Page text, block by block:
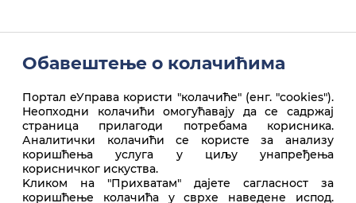
Покрени услугу
Врх стране
Обавештење о колачићима
Портал еУправа користи "колачиће" (енг. "cookies").
Неопходни колачићи омогућавају да се садржај
страница прилагоди потребама корисника.
Аналитички колачићи се користе за анализу
коришћења услуга у циљу унапређења
корисничког искуства.
Kликом на "Прихватам" дајете сагласност за
коришћење колачића у сврхе наведене испод.